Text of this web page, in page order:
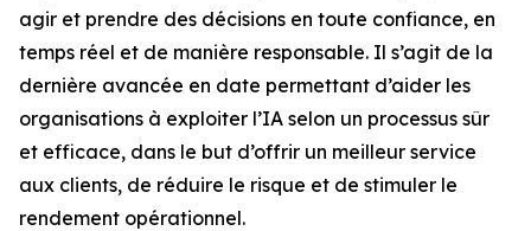
agir et prendre des décisions en toute confiance, en
temps réel et de manière responsable. Il s’agit de la
dernière avancée en date permettant d’aider les
organisations à exploiter l’IA selon un processus sûr
et efficace, dans le but d’offrir un meilleur service
aux clients, de réduire le risque et de stimuler le
rendement opérationnel.